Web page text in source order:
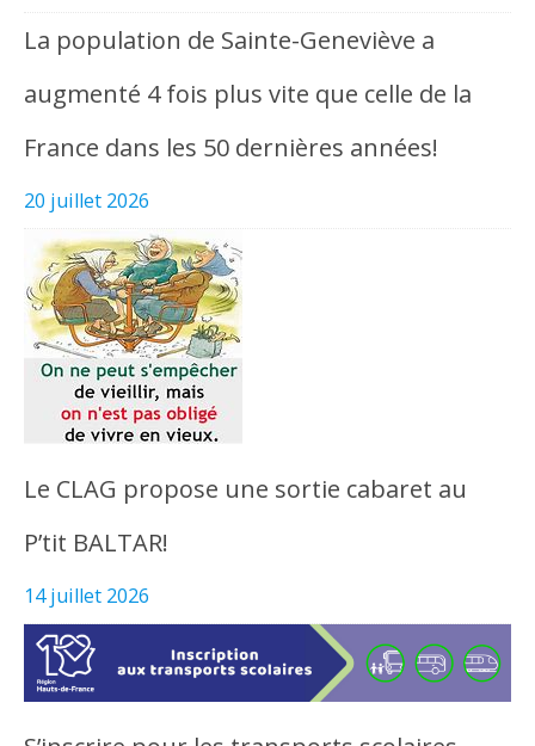
La population de Sainte-Geneviève a
augmenté 4 fois plus vite que celle de la
France dans les 50 dernières années!
20 juillet 2026
Le CLAG propose une sortie cabaret au
P’tit BALTAR!
14 juillet 2026